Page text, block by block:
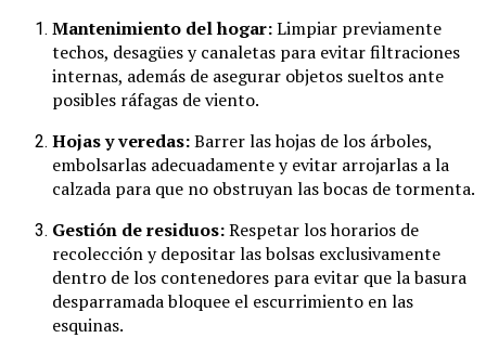
Mantenimiento del hogar:Limpiar previamente
techos, desagües y canaletas para evitar filtraciones
internas, además de asegurar objetos sueltos ante
posibles ráfagas de viento.
Hojas y veredas:Barrer las hojas de los árboles,
embolsarlas adecuadamente y evitar arrojarlas a la
calzada para que no obstruyan las bocas de tormenta.
Gestión de residuos:Respetar los horarios de
recolección y depositar las bolsas exclusivamente
dentro de los contenedores para evitar que la basura
desparramada bloquee el escurrimiento en las
esquinas.